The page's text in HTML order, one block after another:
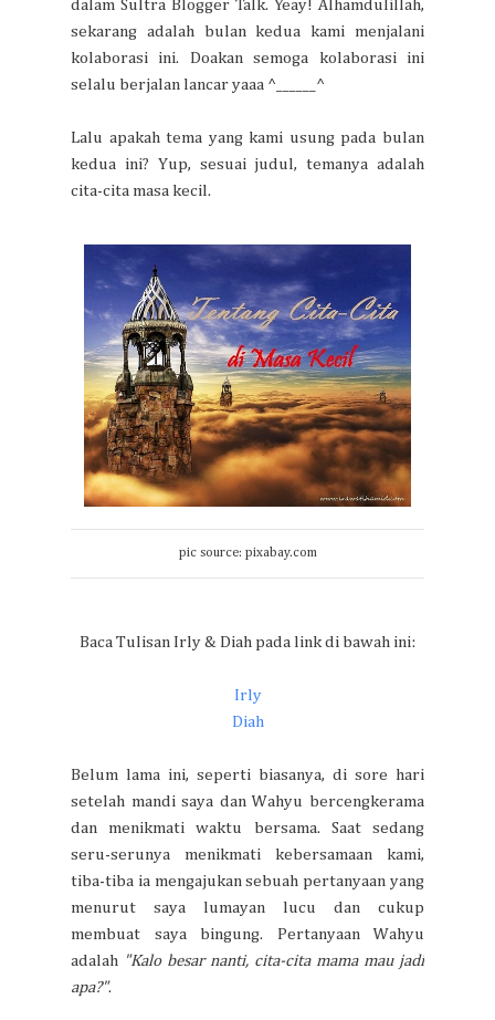
dalam Sultra Blogger Talk. Yeay! Alhamdulillah,
sekarang adalah bulan kedua kami menjalani
kolaborasi ini. Doakan semoga kolaborasi ini
selalu berjalan lancar yaaa ^______^
Lalu apakah tema yang kami usung pada bulan
kedua ini? Yup, sesuai judul, temanya adalah
cita-cita masa kecil.
pic source: pixabay.com
Baca Tulisan Irly & Diah pada link di bawah ini:
Irly
Diah
Belum lama ini, seperti biasanya, di sore hari
setelah mandi saya dan Wahyu bercengkerama
dan menikmati waktu bersama. Saat sedang
seru-serunya menikmati kebersamaan kami,
tiba-tiba ia mengajukan sebuah pertanyaan yang
menurut saya lumayan lucu dan cukup
membuat saya bingung. Pertanyaan Wahyu
adalah "Kalo besar nanti, cita-cita mama mau jadi
apa?".